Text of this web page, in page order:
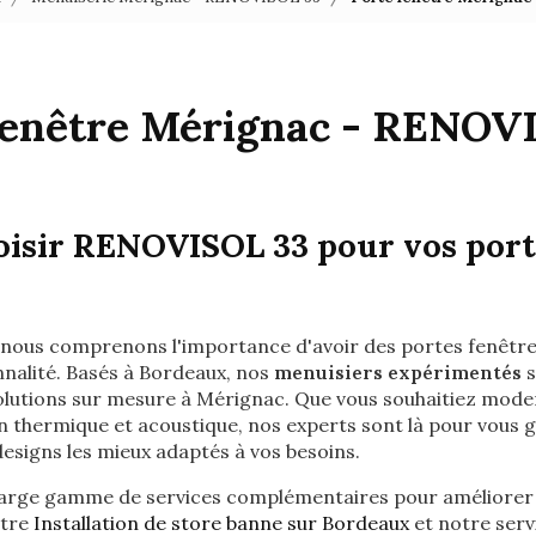
Mérignac -
RENOVISOL 33 pour vos
comprenons l'importance d'avoir des portes
Basés à Bordeaux, nos menuisiers expérimentés
sur mesure à Mérignac. Que vous souhaitiez
et acoustique, nos experts sont là pour vous
les mieux adaptés à vos besoins.
gamme de services complémentaires pour
Installation de store banne sur Bordeauxet notre